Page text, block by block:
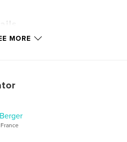
& Photography Books
2019
MORE